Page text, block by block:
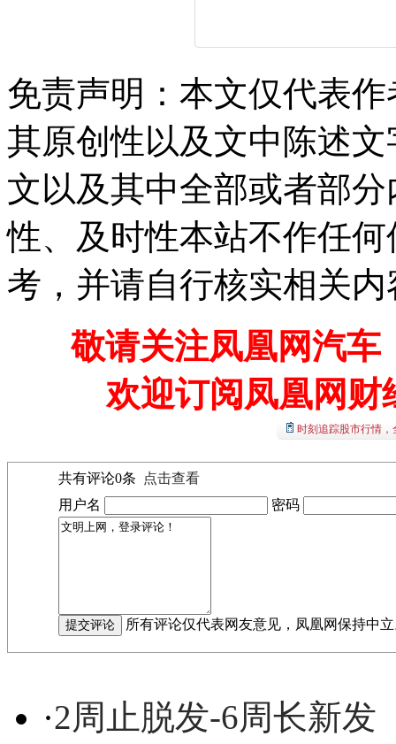
免责声明：本文仅代表
其原创性以及文中陈述
文以及其中全部或者部
性、及时性本站不作任
考，并请自行核实相关内
敬请关注凤凰网汽车
欢迎订阅凤凰网财
时刻追踪股市行情
共有评论0条
点击查看
用户名
密码
所有评论仅代表网友意见，凤凰网保持中
·2周止脱发-6周长新发